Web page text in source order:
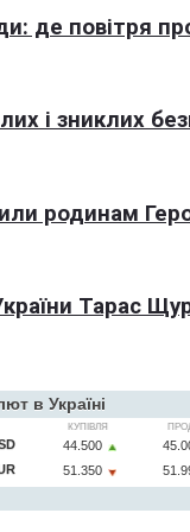
де повітря
і зниклих
родинам
Тарас